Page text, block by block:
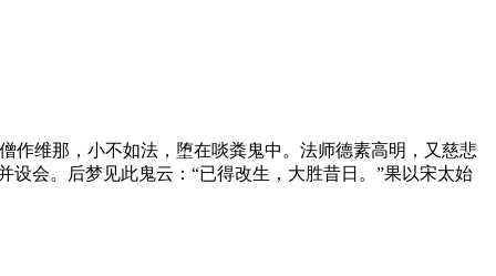
维那，小不如法，堕在啖粪鬼中。法师德素高明，又慈悲
会。后梦见此鬼云：“已得改生，大胜昔日。”果以宋太始